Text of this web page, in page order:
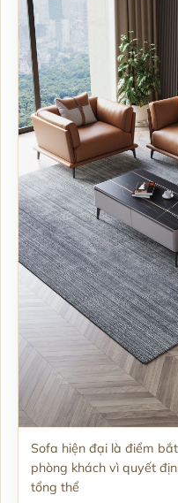
Sofa hiện đại là điểm
phòng khách vì quyết
tổng thể